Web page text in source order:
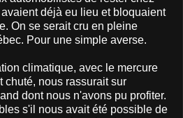
déjà eu lieu et bloquaient
On se serait cru en pleine
Pour une simple averse.
climatique, avec le mercure
chuté, nous rassurait sur
dont nous n'avons pu profiter.
s'il nous avait été possible de